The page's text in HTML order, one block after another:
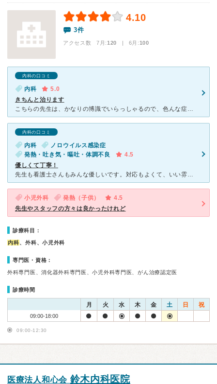
4.10
3件
アクセス数 7月:120 | 6月:100
内科の口コミ
内科
5.0
きちんと治ります
こちらの先生は、かなりの博識でいらっしゃるので、色んな症状に対処して下さいます。私は副鼻腔炎から熱を出したり顔が腫れたりするのですが、耳鼻科に行くよりすぐに治ります。優しくて、こちらの話をよく聞いてか
内科の口コミ
内科
ノロウイルス感染症
発熱・吐き気・嘔吐・体調不良
4.5
優しくて丁寧！
先生も看護士さんもみんな優しいです。対応もよくて、いい雰囲気です。 待合室では熱ある人は席を別けているようでした。午前中は年配の患者さんが多くてちょっと待ち時間が長いこともありました。子供は少ないと
小児外科 発熱（子供）
4.5
先生やスタッフの方々は良かったけれど
診療科目：
内科、外科、小児外科
専門医・資格：
外科専門医、消化器外科専門医、小児外科専門医、がん治療認定医
診療時間
月 火 水 木 金 土 日 祝
09:00-18:00
09:00-12:30
医療法人和心会 鈴木内科医院